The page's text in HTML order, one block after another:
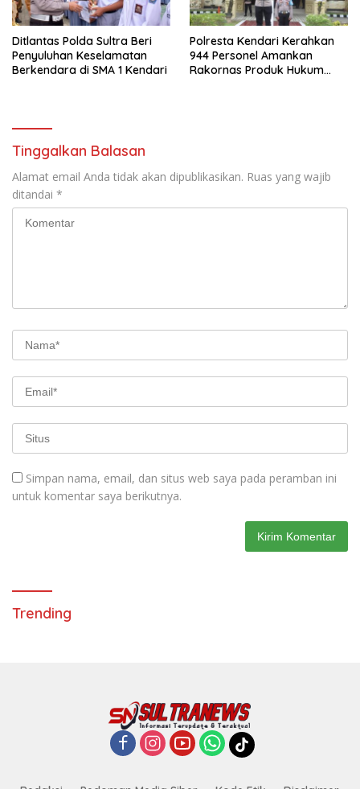
Ditlantas Polda Sultra Beri
Penyuluhan Keselamatan
Berkendara di SMA 1 Kendari
Polresta Kendari Kerahkan
944 Personel Amankan
Rakornas Produk Hukum
Tinggalkan Balasan
Alamat email Anda tidak akan dipublikasikan. Ruas yang wajib
ditandai *
Simpan nama, email, dan situs web saya pada peramban ini
untuk komentar saya berikutnya.
Trending